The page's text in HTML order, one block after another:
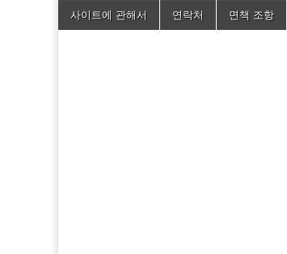
Main
menu
Skip
사이트에 관해서 연락처 면책 조항